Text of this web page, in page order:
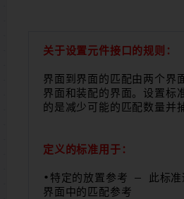
关于设置元件接口的规则：
界面到界面的匹配由两个界
界面和装配的界面。设置标
的是减少可能的匹配数量并
定义的标准用于：
•特定的放置参考 – 此标准
界面中的匹配参考